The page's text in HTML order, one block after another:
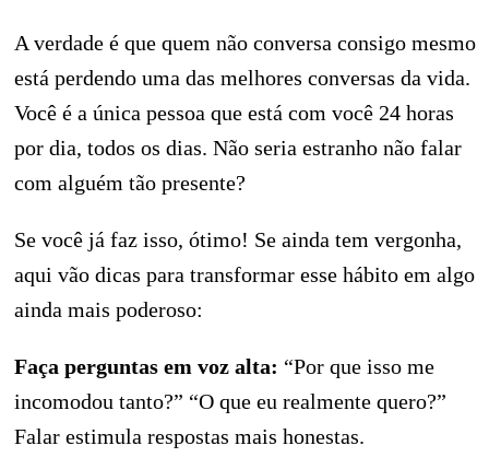
A verdade é que quem não conversa consigo mesmo
está perdendo uma das melhores conversas da vida.
Você é a única pessoa que está com você 24 horas
por dia, todos os dias. Não seria estranho não falar
com alguém tão presente?
Se você já faz isso, ótimo! Se ainda tem vergonha,
aqui vão dicas para transformar esse hábito em algo
ainda mais poderoso:
Faça perguntas em voz alta: “Por que isso me
incomodou tanto?” “O que eu realmente quero?”
Falar estimula respostas mais honestas.